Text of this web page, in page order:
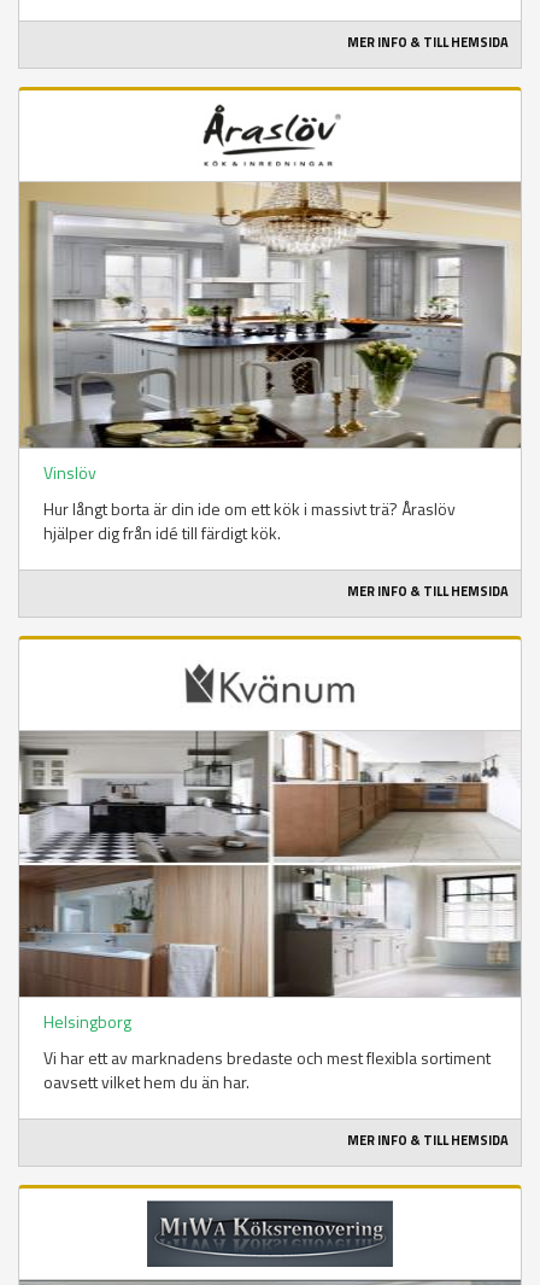
MER INFO & TILL HEMSIDA
Vinslöv
Hur långt borta är din ide om ett kök i massivt trä? Åraslöv
hjälper dig från idé till färdigt kök.
MER INFO & TILL HEMSIDA
Helsingborg
Vi har ett av marknadens bredaste och mest flexibla sortiment
oavsett vilket hem du än har.
MER INFO & TILL HEMSIDA